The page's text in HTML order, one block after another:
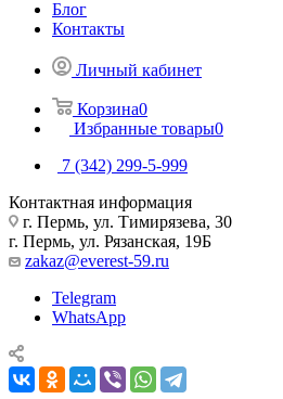
Блог
Контакты
Личный кабинет
Корзина0
Избранные товары0
7 (342) 299-5-999
Контактная информация
г. Пермь, ул. Тимирязева, 30
г. Пермь, ул. Рязанская, 19Б
zakaz@everest-59.ru
Telegram
WhatsApp